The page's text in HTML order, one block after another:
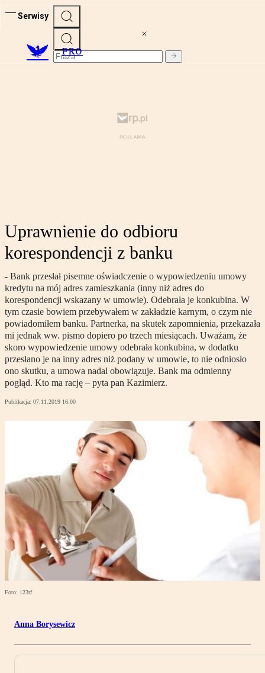
Serwisy
PRO
Uprawnienie do odbioru
korespondencji z banku
- Bank przesłał pisemne oświadczenie o wypowiedzeniu umowy
kredytu na mój adres zamieszkania (inny niż adres do
korespondencji wskazany w umowie). Odebrała je konkubina. W
tym czasie bowiem przebywałem w zakładzie karnym, o czym nie
powiadomiłem banku. Partnerka, na skutek zapomnienia, przekazała
mi jednak ww. pismo dopiero po trzech miesiącach. Uważam, że
skoro wypowiedzenie umowy odebrała konkubina, w dodatku
przesłano je na inny adres niż podany w umowie, to nie odniosło
ono skutku, a umowa nadal obowiązuje. Bank ma odmienny
pogląd. Kto ma rację – pyta pan Kazimierz.
Publikacja: 07.11.2019 16:00
Foto: 123rf
Anna Borysewicz